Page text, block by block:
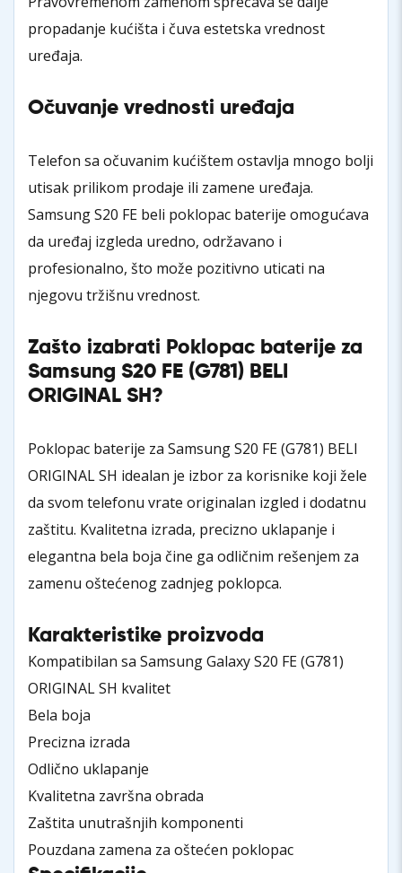
propadanje kućišta i čuva estetska vrednost
uređaja.
Očuvanje vrednosti uređaja
Telefon sa očuvanim kućištem ostavlja mnogo bolji
utisak prilikom prodaje ili zamene uređaja.
Samsung S20 FE beli poklopac baterije omogućava
da uređaj izgleda uredno, održavano i
profesionalno, što može pozitivno uticati na
njegovu tržišnu vrednost.
Zašto izabrati Poklopac baterije za
Samsung S20 FE (G781) BELI
ORIGINAL SH?
Poklopac baterije za Samsung S20 FE (G781) BELI
ORIGINAL SH idealan je izbor za korisnike koji žele
da svom telefonu vrate originalan izgled i dodatnu
zaštitu. Kvalitetna izrada, precizno uklapanje i
elegantna bela boja čine ga odličnim rešenjem za
zamenu oštećenog zadnjeg poklopca.
Karakteristike proizvoda
Kompatibilan sa Samsung Galaxy S20 FE (G781)
ORIGINAL SH kvalitet
Bela boja
Precizna izrada
Odlično uklapanje
Kvalitetna završna obrada
Zaštita unutrašnjih komponenti
Pouzdana zamena za oštećen poklopac